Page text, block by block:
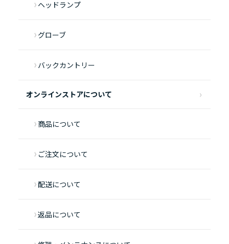
ヘッドランプ
グローブ
バックカントリー
オンラインストアについて
商品について
ご注文について
配送について
返品について